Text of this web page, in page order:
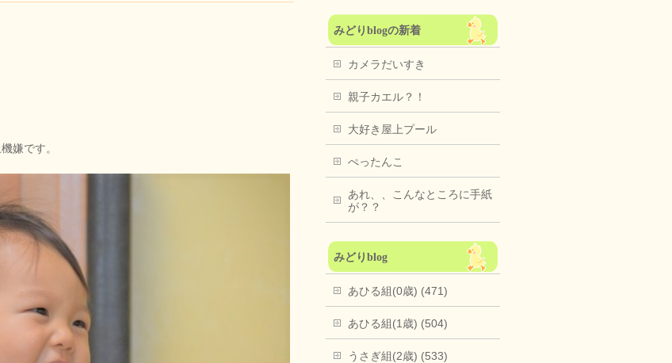
嫌です。
みどりblogの新着
カメラだいすき
親子カエル？！
大好き屋上プール
ぺったんこ
あれ、、こんなところに手紙
が？？
みどりblog
あひる組(0歳) (471)
あひる組(1歳) (504)
うさぎ組(2歳) (533)